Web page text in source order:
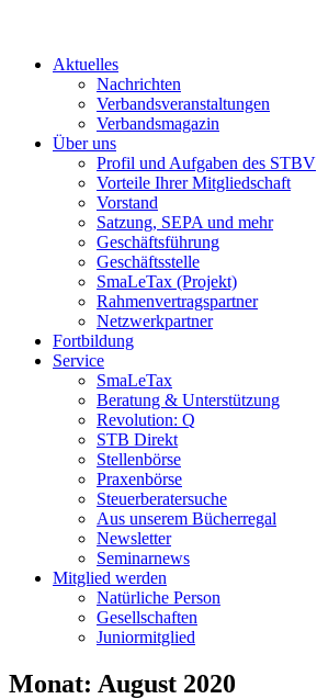
Aktuelles
Nachrichten
Verbandsveranstaltungen
Verbandsmagazin
Über uns
Profil und Aufgaben des STBV
Vorteile Ihrer Mitgliedschaft
Vorstand
Satzung, SEPA und mehr
Geschäftsführung
Geschäftsstelle
SmaLeTax (Projekt)
Rahmenvertragspartner
Netzwerkpartner
Fortbildung
Service
SmaLeTax
Beratung & Unterstützung
Revolution: Q
STB Direkt
Stellenbörse
Praxenbörse
Steuerberatersuche
Aus unserem Bücherregal
Newsletter
Seminarnews
Mitglied werden
Natürliche Person
Gesellschaften
Juniormitglied
Monat: August 2020